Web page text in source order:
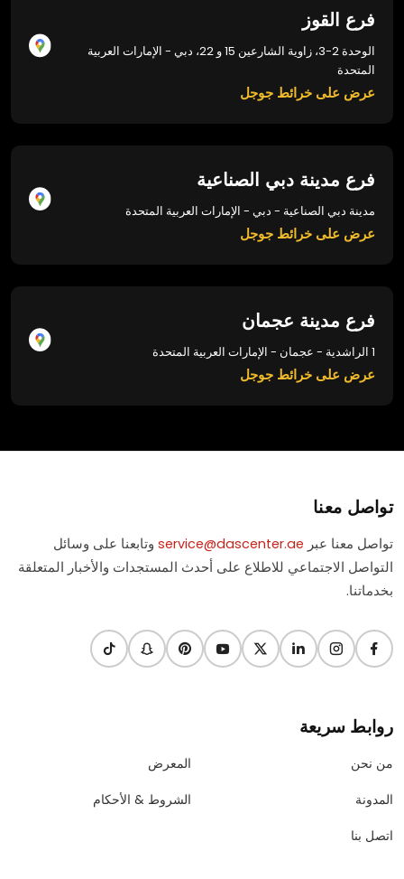
فرع القوز
الوحدة 2-3، زاوية الشارعين 15 و 22، دبي - الإمارات العربية
المتحدة
عرض على خرائط جوجل
فرع مدينة دبي الصناعية
مدينة دبي الصناعية - دبي - الإمارات العربية المتحدة
عرض على خرائط جوجل
فرع مدينة عجمان
1 الراشدية - عجمان - الإمارات العربية المتحدة
عرض على خرائط جوجل
تواصل معنا
تواصل معنا عبر service@dascenter.ae وتابعنا على وسائل
التواصل الاجتماعي للاطلاع على أحدث المستجدات والأخبار المتعلقة
بخدماتنا.
روابط سريعة
من نحن
المدونة
اتصل بنا
المعرض
الشروط & الأحكام